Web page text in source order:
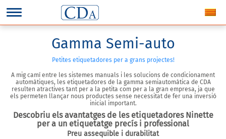
Gamma Semi-auto
Petites etiquetadores per a grans projectes!
A mig camí entre les sistemes manuals i les solucions de condicionament
automàtiques, les etiquetadores de la gamma semiautomàtica de CDA
resulten atractives tant per a la petita com per a la gran empresa, ja que
els permeten llançar nous productes sense necessitat de fer una inversió
inicial important.
Descobriu els avantatges de les etiquetadores Ninette
per a un etiquetatge precís i professional
Preu assequible i durabilitat